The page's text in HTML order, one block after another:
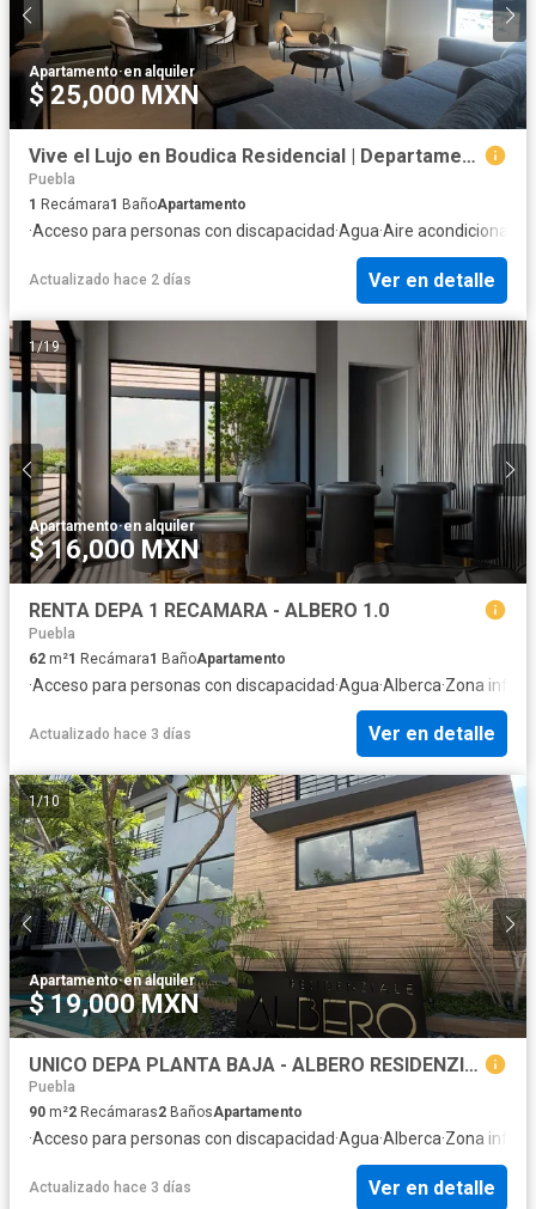
Apartamento·en alquiler
$ 25,000 MXN
Vive el Lujo en Boudica Residencial | Departamento en Renta
Puebla
1 Recámara1 BañoApartamento
·Acceso para personas con discapacidad·Agua·Aire acondicionado
Actualizado hace 2 días Ver en detalle
1/19
Apartamento·en alquiler
$ 16,000 MXN
RENTA DEPA 1 RECAMARA - ALBERO 1.0
Puebla
62 m²1 Recámara1 BañoApartamento
·Acceso para personas con discapacidad·Agua·Alberca·Zona
Actualizado hace 3 días Ver en detalle
1/10
Apartamento·en alquiler
$ 19,000 MXN
UNICO DEPA PLANTA BAJA - ALBERO RESIDENZIALE
Puebla
90 m²2 Recámaras2 BañosApartamento
·Acceso para personas con discapacidad·Agua·Alberca·Zona
Actualizado hace 3 días Ver en detalle